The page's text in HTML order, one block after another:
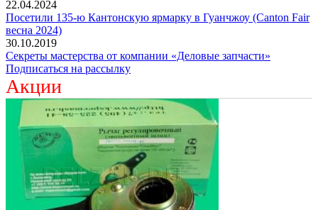
22.04.2024
Посетили 135-ю Кантонскую ярмарку в Гуанчжоу (Canton Fair
весна 2024)
30.10.2019
Секреты мастерства от компании «Деловые запчасти»
Подписаться на рассылку
Акции